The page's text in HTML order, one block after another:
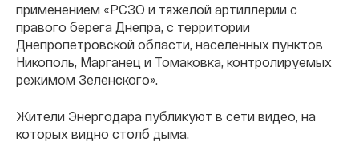
применением «РСЗО и тяжелой артиллерии с
правого берега Днепра, с территории
Днепропетровской области, населенных пунктов
Никополь, Марганец и Томаковка, контролируемых
режимом Зеленского».
Жители Энергодара публикуют в сети видео, на
которых видно столб дыма.